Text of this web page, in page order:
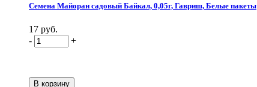
Семена Майоран садовый Байкал, 0,05г, Гавриш, Белые пакеты
17 руб.
-
+